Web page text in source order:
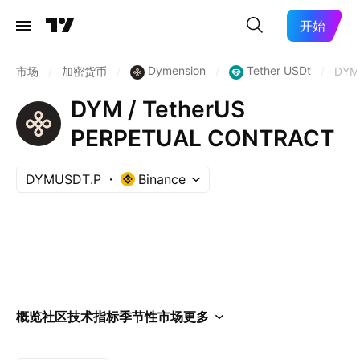
开始
市场 加密货币 Dymension Tether USDt
DYM / TetherUS
PERPETUAL CONTRACT
DYMUSDT.P Binance
概览社区技术指标季节性市场更多